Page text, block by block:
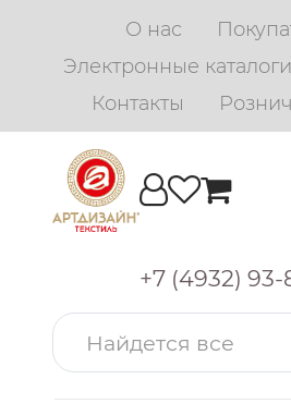
О нас
Электронные каталоги
Контакты
+7 (4932)